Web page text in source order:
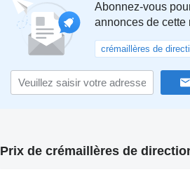
Abonnez-vous
annonces de cette
crémaillères de
Prix de crémaillères de